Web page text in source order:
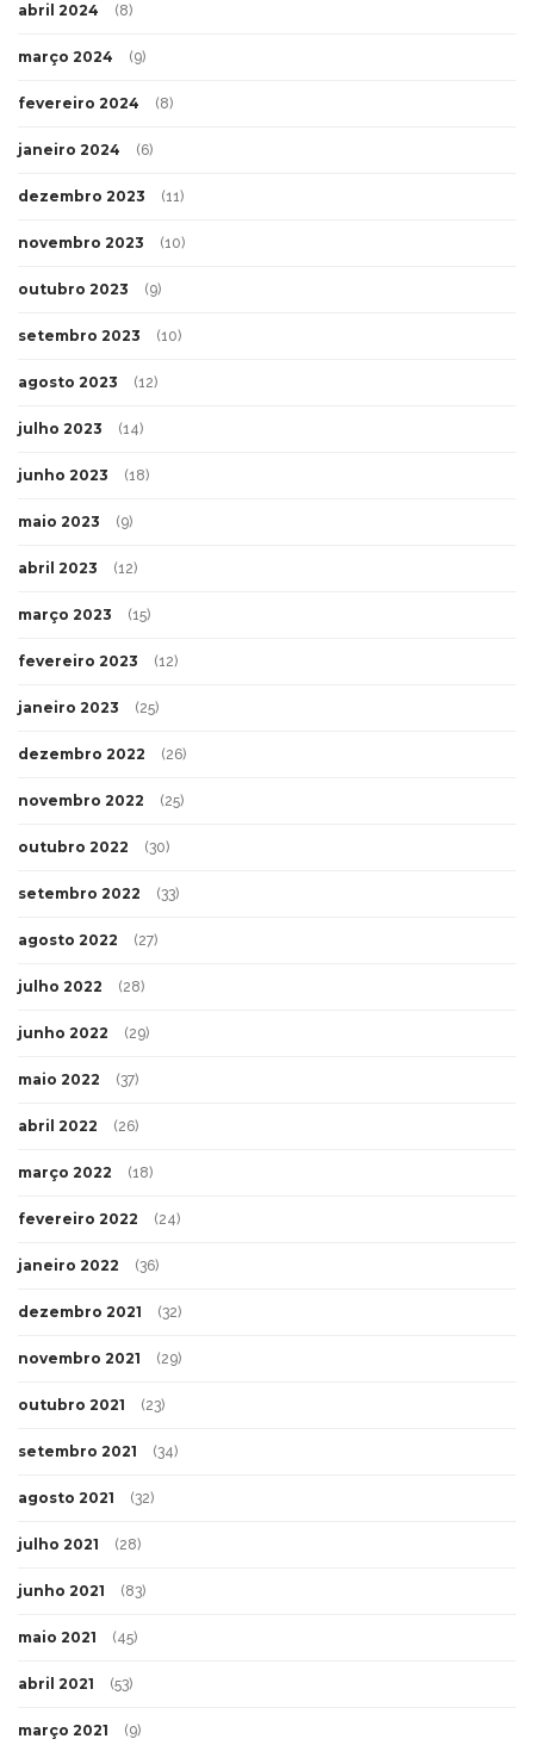
abril 2024 (8)
março 2024 (9)
fevereiro 2024 (8)
janeiro 2024 (6)
dezembro 2023 (11)
novembro 2023 (10)
outubro 2023 (9)
setembro 2023 (10)
agosto 2023 (12)
julho 2023 (14)
junho 2023 (18)
maio 2023 (9)
abril 2023 (12)
março 2023 (15)
fevereiro 2023 (12)
janeiro 2023 (25)
dezembro 2022 (26)
novembro 2022 (25)
outubro 2022 (30)
setembro 2022 (33)
agosto 2022 (27)
julho 2022 (28)
junho 2022 (29)
maio 2022 (37)
abril 2022 (26)
março 2022 (18)
fevereiro 2022 (24)
janeiro 2022 (36)
dezembro 2021 (32)
novembro 2021 (29)
outubro 2021 (23)
setembro 2021 (34)
agosto 2021 (32)
julho 2021 (28)
junho 2021 (83)
maio 2021 (45)
abril 2021 (53)
março 2021 (9)